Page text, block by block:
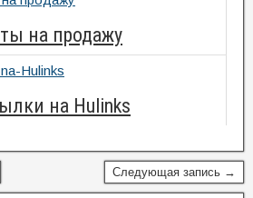
на продажу
на Hulinks
Следующая запись →